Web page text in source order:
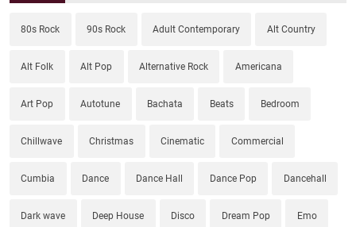
80s Rock 90s Rock Adult Contemporary Alt Country
Alt Folk Alt Pop Alternative Rock Americana
Art Pop Autotune Bachata Beats Bedroom
Chillwave Christmas Cinematic Commercial
Cumbia Dance Dance Hall Dance Pop Dancehall
Dark wave Deep House Disco Dream Pop Emo